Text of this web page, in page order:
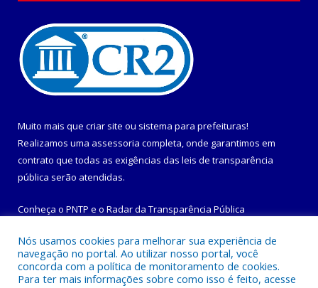
Muito mais que criar site ou sistema para prefeituras!
Realizamos uma assessoria completa, onde garantimos em
contrato que todas as exigências das leis de transparência
pública serão atendidas.
Conheça o PNTP e o Radar da Transparência Pública
Todos os direitos reservados a Prefeitura Municipal de
Nós usamos cookies para melhorar sua experiência de
navegação no portal. Ao utilizar nosso portal, você
concorda com a política de monitoramento de cookies.
Para ter mais informações sobre como isso é feito, acesse